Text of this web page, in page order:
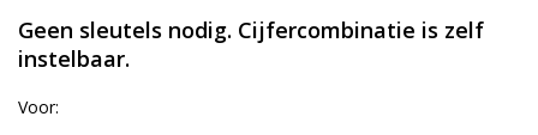
Geen sleutels nodig. Cijfercombinatie is zelf
instelbaar.
Voor: